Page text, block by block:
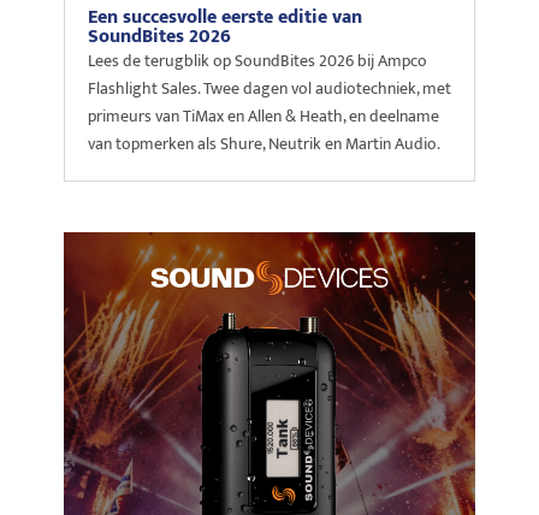
Een succesvolle eerste editie van
SoundBites 2026
Lees de terugblik op SoundBites 2026 bij Ampco
Flashlight Sales. Twee dagen vol audiotechniek, met
primeurs van TiMax en Allen & Heath, en deelname
van topmerken als Shure, Neutrik en Martin Audio.